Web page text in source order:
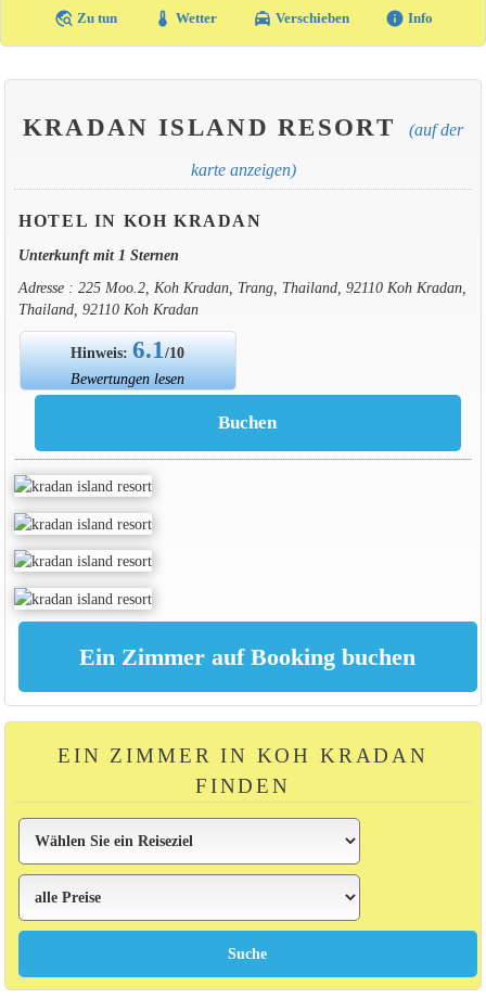
travel_explore Zu tun thermostat Wetter local_taxi Verschieben info Info
KRADAN ISLAND RESORT (auf der
karte anzeigen)
HOTEL IN KOH KRADAN
Unterkunft mit 1 Sternen
Adresse : 225 Moo.2, Koh Kradan, Trang, Thailand, 92110 Koh Kradan,
Thailand, 92110 Koh Kradan
Hinweis:6.1/10
Bewertungen lesen
EIN ZIMMER IN KOH KRADAN
FINDEN